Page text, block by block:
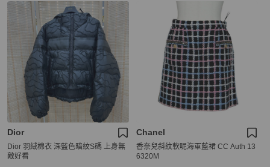
Dior
Dior 羽絨棉衣 深藍色暗紋S碼 上身無
敵好看
Chanel
香奈兒斜紋軟呢海軍藍裙 CC Auth 13
6320M